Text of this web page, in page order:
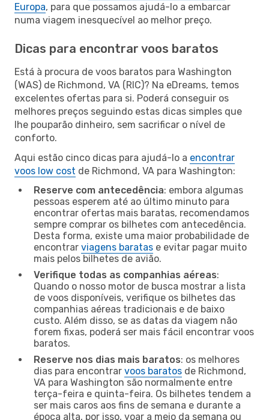
Europa, para que possamos ajudá-lo a embarcar
numa viagem inesquecível ao melhor preço.
Dicas para encontrar voos baratos
Está à procura de voos baratos para Washington
(WAS) de Richmond, VA (RIC)? Na eDreams, temos
excelentes ofertas para si. Poderá conseguir os
melhores preços seguindo estas dicas simples que
lhe pouparão dinheiro, sem sacrificar o nível de
conforto.
Aqui estão cinco dicas para ajudá-lo a encontrar
voos low cost de Richmond, VA para Washington:
Reserve com antecedência: embora algumas
pessoas esperem até ao último minuto para
encontrar ofertas mais baratas, recomendamos
sempre comprar os bilhetes com antecedência.
Desta forma, existe uma maior probabilidade de
encontrar viagens baratas e evitar pagar muito
mais pelos bilhetes de avião.
Verifique todas as companhias aéreas:
Quando o nosso motor de busca mostrar a lista
de voos disponíveis, verifique os bilhetes das
companhias aéreas tradicionais e de baixo
custo. Além disso, se as datas da viagem não
forem fixas, poderá ser mais fácil encontrar voos
baratos.
Reserve nos dias mais baratos: os melhores
dias para encontrar voos baratos de Richmond,
VA para Washington são normalmente entre
terça-feira e quinta-feira. Os bilhetes tendem a
ser mais caros aos fins de semana e durante a
época alta, por isso, voar a meio da semana ou